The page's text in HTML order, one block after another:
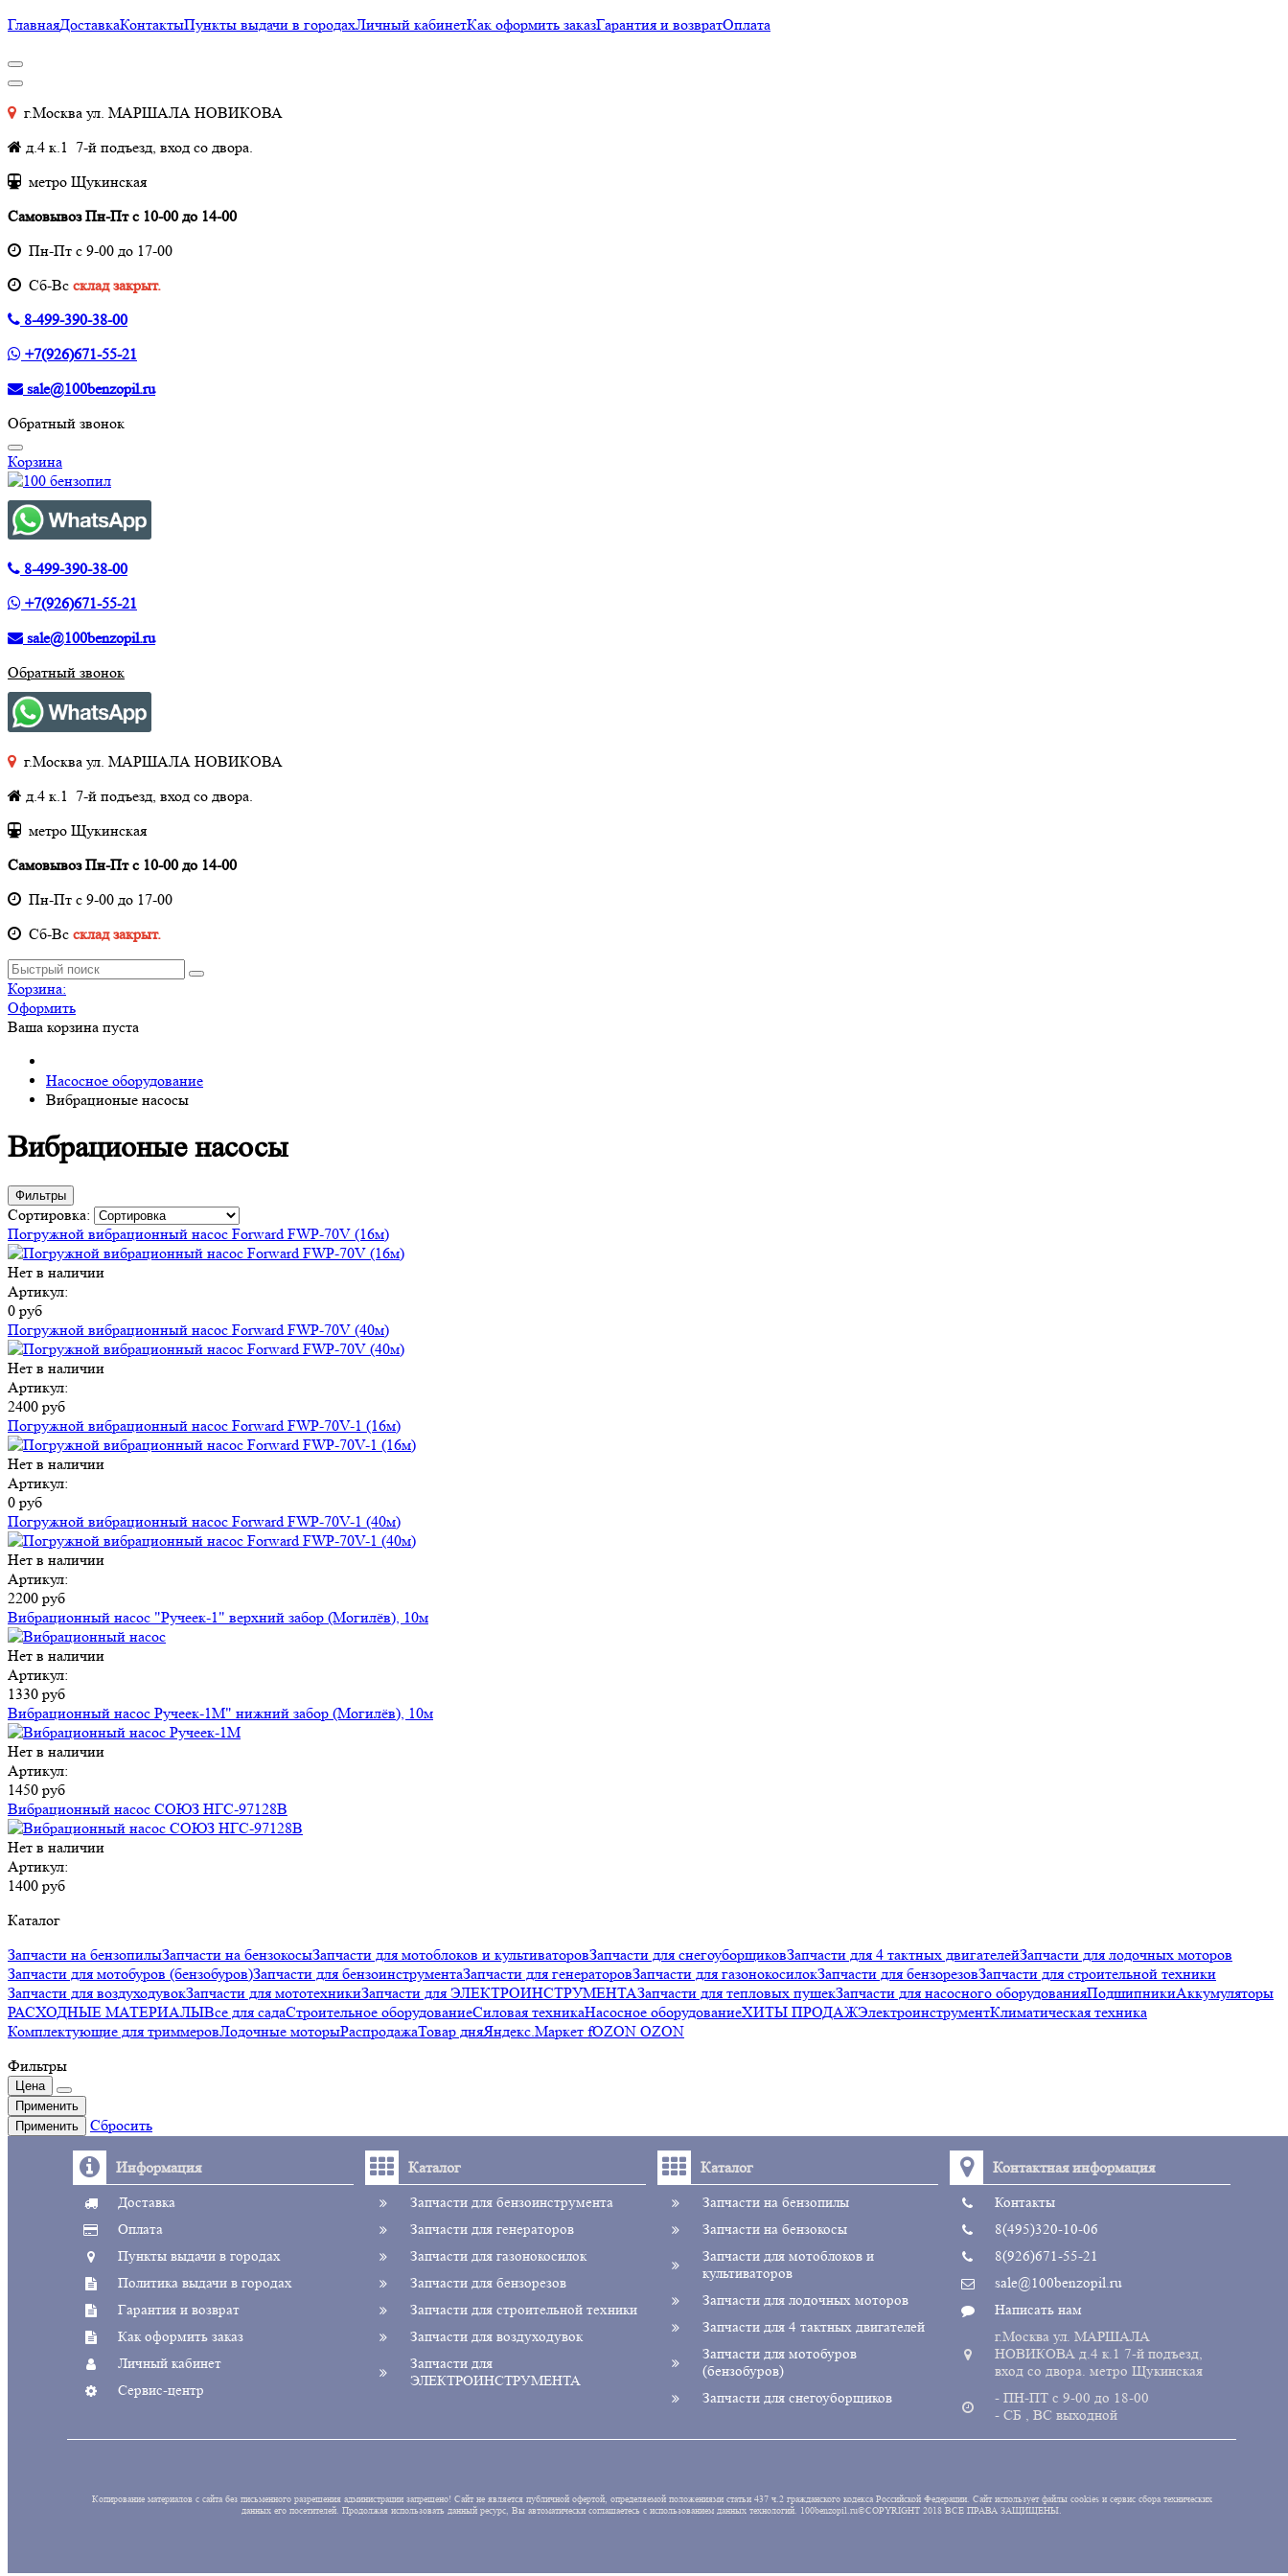
ГлавнаяДоставкаКонтактыПункты выдачи в городахЛичный кабинетКак оформить заказГарантия и возвратОплата
г.Москва ул. МАРШАЛА НОВИКОВА
д.4 к.1 7-й подъезд, вход со двора.
метро Щукинская
Самовывоз Пн-Пт с 10-00 до 14-00
Пн-Пт с 9-00 до 17-00
Cб-Вс склад закрыт.
8-499-390-38-00
+7(926)671-55-21
sale@100benzopil.ru
Обратный звонок
Корзина
8-499-390-38-00
+7(926)671-55-21
sale@100benzopil.ru
Обратный звонок
г.Москва ул. МАРШАЛА НОВИКОВА
д.4 к.1 7-й подъезд, вход со двора.
метро Щукинская
Самовывоз Пн-Пт с 10-00 до 14-00
Пн-Пт с 9-00 до 17-00
Cб-Вс склад закрыт.
Корзина:
Оформить
Ваша корзина пуста
Насосное оборудование
Вибрационые насосы
Вибрационые насосы
Фильтры
Сортировка:
Погружной вибрационный насос Forward FWP-70V (16м)
Нет в наличии
Артикул:
0 руб
Погружной вибрационный насос Forward FWP-70V (40м)
Нет в наличии
Артикул:
2400 руб
Погружной вибрационный насос Forward FWP-70V-1 (16м)
Нет в наличии
Артикул:
0 руб
Погружной вибрационный насос Forward FWP-70V-1 (40м)
Нет в наличии
Артикул:
2200 руб
Вибрационный насос "Ручеек-1" верхний забор (Могилёв), 10м
Нет в наличии
Артикул:
1330 руб
Вибрационный насос Ручеек-1М" нижний забор (Могилёв), 10м
Нет в наличии
Артикул:
1450 руб
Вибрационный насос СОЮЗ НГС-97128В
Нет в наличии
Артикул:
1400 руб
Каталог
Запчасти на бензопилыЗапчасти на бензокосыЗапчасти для мотоблоков и культиваторовЗапчасти для снегоуборщиковЗапчасти для 4 тактных двигателейЗапчасти для лодочных моторов
Запчасти для мотобуров (бензобуров)Запчасти для бензоинструментаЗапчасти для генераторовЗапчасти для газонокосилокЗапчасти для бензорезовЗапчасти для строительной техники
Запчасти для воздуходувокЗапчасти для мототехникиЗапчасти для ЭЛЕКТРОИНСТРУМЕНТАЗапчасти для тепловых пушекЗапчасти для насосного оборудованияПодшипникиАккумуляторы
РАСХОДНЫЕ МАТЕРИАЛЫВсе для садаСтроительное оборудованиеСиловая техникаНасосное оборудованиеХИТЫ ПРОДАЖЭлектроинструментКлиматическая техника
Комплектующие для триммеровЛодочные моторыРаспродажаТовар дняЯндекс.Маркет fOZON OZON
Фильтры
Цена
Применить
Применить
Сбросить
Информация
Доставка
Оплата
Пункты выдачи в городах
Политика выдачи в городах
Гарантия и возврат
Как оформить заказ
Личный кабинет
Сервис-центр
Каталог
Запчасти для бензоинструмента
Запчасти для генераторов
Запчасти для газонокосилок
Запчасти для бензорезов
Запчасти для строительной техники
Запчасти для воздуходувок
Запчасти для
ЭЛЕКТРОИНСТРУМЕНТА
Каталог
Запчасти на бензопилы
Запчасти на бензокосы
Запчасти для мотоблоков и
культиваторов
Запчасти для лодочных моторов
Запчасти для 4 тактных двигателей
Запчасти для мотобуров
(бензобуров)
Запчасти для снегоуборщиков
Контактная информация
Контакты
8(495)320-10-06
8(926)671-55-21
sale@100benzopil.ru
Написать нам
г.Москва ул. МАРШАЛА
НОВИКОВА д.4 к.1 7-й подъезд,
вход со двора. метро Щукинская
- ПН-ПТ с 9-00 до 18-00
- СБ , ВС выходной
Копирование материалов с сайта без письменного разрешения администрации запрещено! Сайт не является публичной офертой, определяемой положениями статьи 437 ч.2 гражданского кодекса Российской Федерации. Сайт использует файлы cookies и сервис сбора технических
данных его посетителей. Продолжая использовать данный ресурс, Вы автоматически соглашаетесь с использованием данных технологий. 100benzopil.ru©COPYRIGHT 2018 ВСЕ ПРАВА ЗАЩИЩЕНЫ.